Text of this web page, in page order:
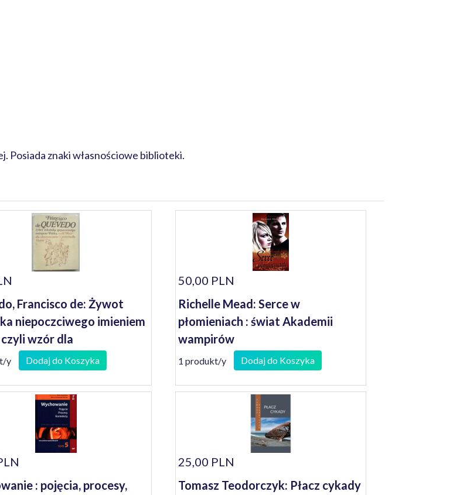
Posiada znaki własnościowe biblioteki.
Francisco de: Żywot
niepoczciwego imieniem
czyli wzór dla
i zwierciadło
y Dodaj do Koszyka
50,00 PLN
Richelle Mead: Serce w
płomieniach : świat Akademii
wampirów
1 produkt/y Dodaj do Koszyka
: pojęcia, procesy,
25,00 PLN
Tomasz Teodorczyk: Płacz cykady